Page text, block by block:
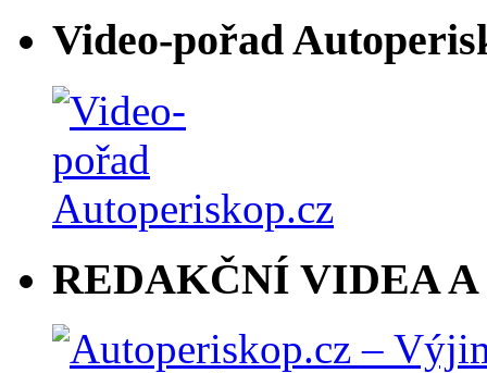
Video-pořad
REDAKČNÍ VIDEA A